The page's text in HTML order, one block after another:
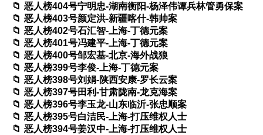
恶人榜404号宁明忠-湖南衡阳-杨泽伟谭兵林管勇保案
恶人榜403号颜定洪-新疆喀什-韩帅案
恶人榜402号石汇智-上海-丁德元案
恶人榜401号冯建平-上海-丁德元案
恶人榜400号邹宏基-北京-海外战狼
恶人榜399号李俊-上海-丁德元案
恶人榜398号刘娟-陕西安康-罗长云案
恶人榜397号田利-甘肃陇南-龙克海案
恶人榜396号李玉龙-山东临沂-张忠顺案
恶人榜395号白洁民-上海-打压维权人士
恶人榜394号姜汉中-上海-打压维权人士